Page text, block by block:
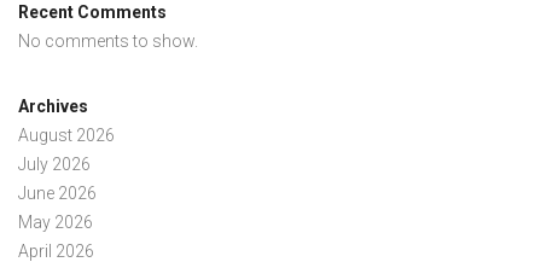
Recent Comments
No comments to show.
Archives
August 2026
July 2026
June 2026
May 2026
April 2026